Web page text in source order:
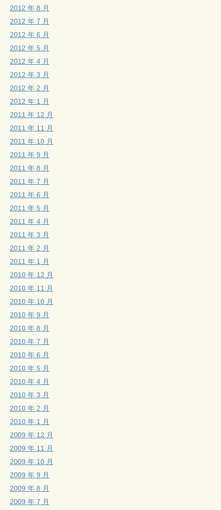
2012 年 8 月
2012 年 7 月
2012 年 6 月
2012 年 5 月
2012 年 4 月
2012 年 3 月
2012 年 2 月
2012 年 1 月
2011 年 12 月
2011 年 11 月
2011 年 10 月
2011 年 9 月
2011 年 8 月
2011 年 7 月
2011 年 6 月
2011 年 5 月
2011 年 4 月
2011 年 3 月
2011 年 2 月
2011 年 1 月
2010 年 12 月
2010 年 11 月
2010 年 10 月
2010 年 9 月
2010 年 8 月
2010 年 7 月
2010 年 6 月
2010 年 5 月
2010 年 4 月
2010 年 3 月
2010 年 2 月
2010 年 1 月
2009 年 12 月
2009 年 11 月
2009 年 10 月
2009 年 9 月
2009 年 8 月
2009 年 7 月